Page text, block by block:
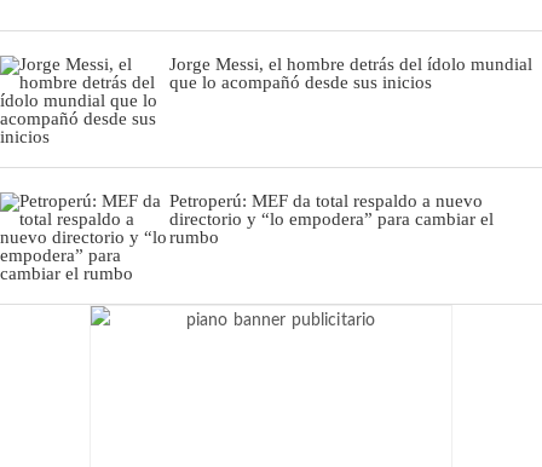
Jorge Messi, el hombre detrás del ídolo mundial
que lo acompañó desde sus inicios
Petroperú: MEF da total respaldo a nuevo
directorio y “lo empodera” para cambiar el
rumbo